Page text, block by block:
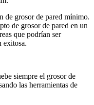
siempre el grosor de
las herramientas de